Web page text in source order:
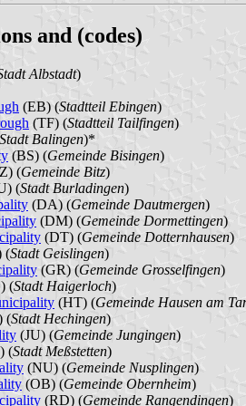
and (codes)
Albstadt)
(EB) (Stadtteil Ebingen)
(TF) (Stadtteil Tailfingen)
Stadt Balingen)*
(BS) (Gemeinde Bisingen)
(Gemeinde Bitz)
(Stadt Burladingen)
(DA) (Gemeinde Dautmergen)
(DM) (Gemeinde Dormettingen)
(DT) (Gemeinde Dotternhausen)
(Stadt Geislingen)
(GR) (Gemeinde Grosselfingen)
(Stadt Haigerloch)
(HT) (Gemeinde Hausen am
(Stadt Hechingen)
(JU) (Gemeinde Jungingen)
(Stadt Meßstetten)
(NU) (Gemeinde Nusplingen)
(OB) (Gemeinde Obernheim)
(RD) (Gemeinde Rangendingen)